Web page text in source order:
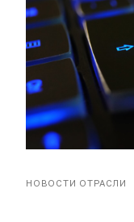
НОВОСТИ ОТРАСЛИ